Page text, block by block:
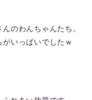
のわんちゃんたち。
いっぱいでしたｗ